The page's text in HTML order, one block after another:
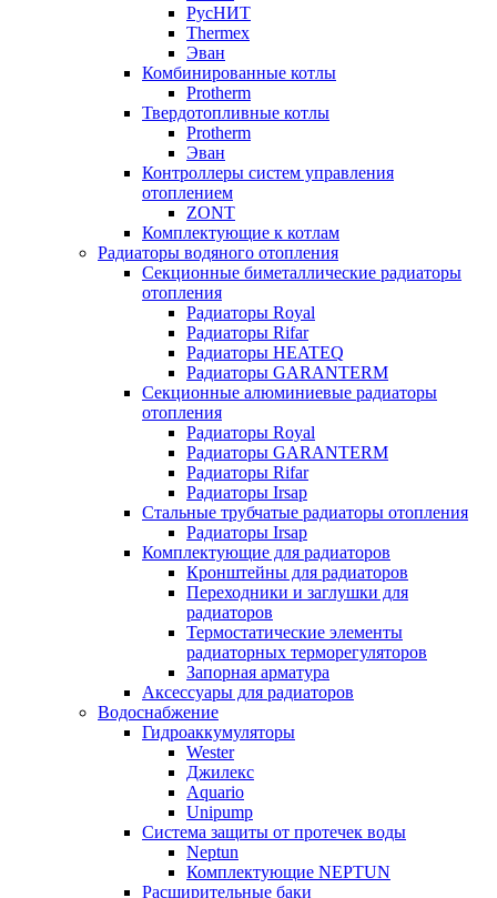
РусНИТ
Thermex
Эван
Комбинированные котлы
Protherm
Твердотопливные котлы
Protherm
Эван
Контроллеры систем управления
отоплением
ZONT
Комплектующие к котлам
Радиаторы водяного отопления
Секционные биметаллические радиаторы
отопления
Радиаторы Royal
Радиаторы Rifar
Радиаторы HEATEQ
Радиаторы GARANTERM
Секционные алюминиевые радиаторы
отопления
Радиаторы Royal
Радиаторы GARANTERM
Радиаторы Rifar
Радиаторы Irsap
Стальные трубчатые радиаторы отопления
Радиаторы Irsap
Комплектующие для радиаторов
Кронштейны для радиаторов
Переходники и заглушки для
радиаторов
Термостатические элементы
радиаторных терморегуляторов
Запорная арматура
Аксессуары для радиаторов
Водоснабжение
Гидроаккумуляторы
Wester
Джилекс
Aquario
Unipump
Система защиты от протечек воды
Neptun
Комплектующие NEPTUN
Расширительные баки